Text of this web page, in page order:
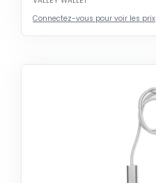
Connectez-vous pour voir les prix